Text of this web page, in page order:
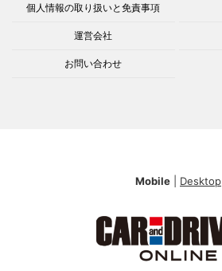
個人情報の取り扱いと免責事項
運営会社
お問い合わせ
Mobile Desktop